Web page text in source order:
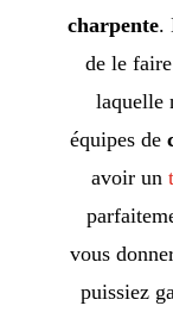
charpente.
de le
laquelle
équipes de
avoir un
vous
puissiez